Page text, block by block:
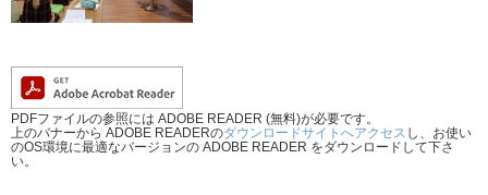
PDFファイルの参照には ADOBE READER (無料)が必要です。
上のバナーから ADOBE READERのダウンロードサイトへアクセス し、お使い
のOS環境に最適なバージョンの ADOBE READER をダウンロードして下さ
い。